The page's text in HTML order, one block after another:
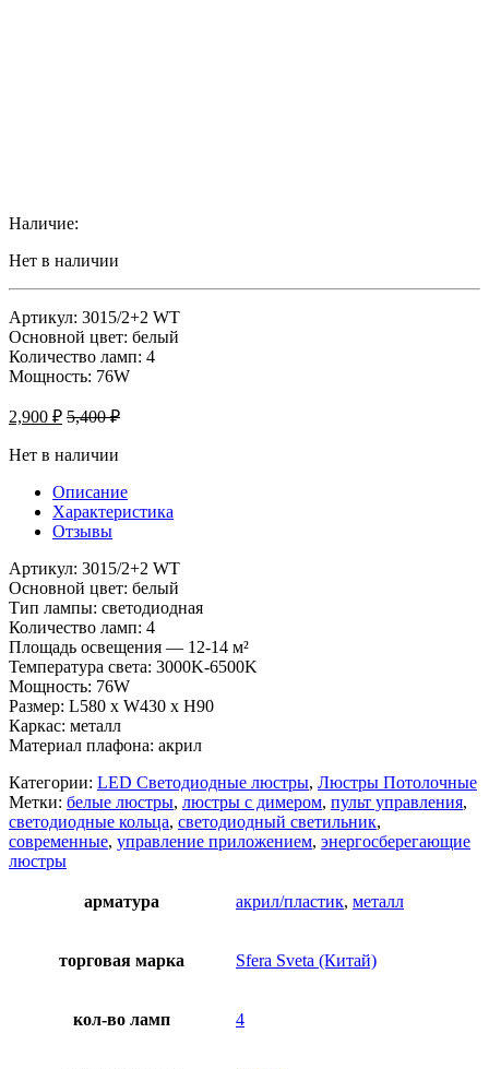
Наличие:
Нет в наличии
Артикул: 3015/2+2 WT
Основной цвет: белый
Количество ламп: 4
Мощность: 76W
2,900 ₽ 5,400₽
Нет в наличии
Описание
Характеристика
Отзывы
Артикул: 3015/2+2 WT
Основной цвет: белый
Тип лампы: светодиодная
Количество ламп: 4
Площадь освещения — 12-14 м²
Температура света: 3000K-6500K
Мощность: 76W
Размер: L580 x W430 x H90
Каркас: металл
Материал плафона: акрил
Категории: LED Светодиодные люстры, Люстры Потолочные
Метки: белые люстры, люстры с димером, пульт управления,
светодиодные кольца, светодиодный светильник,
современные, управление приложением, энергосберегающие
люстры
арматура акрил/пластик, металл
торговая марка Sfera Sveta (Китай)
кол-во ламп 4